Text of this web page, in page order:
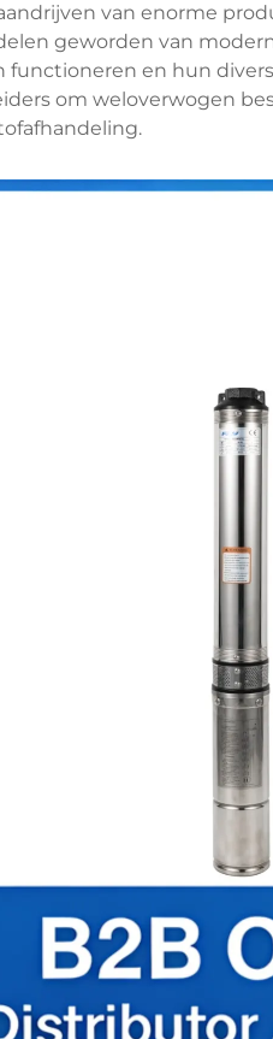
van enorme
geworden van
functioneren en hun
om weloverwogen